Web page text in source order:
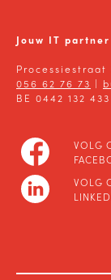
Jouw IT
Processiestraat
056 62 76 73 |
BE 0442 132 433
VOLG
VOLG